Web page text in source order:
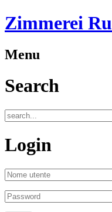
Zimmerei
Menu
Search
Login